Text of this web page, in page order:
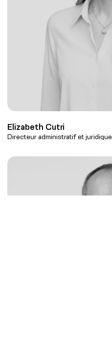
Elizabeth Cutri
Directeur administratif et juridique